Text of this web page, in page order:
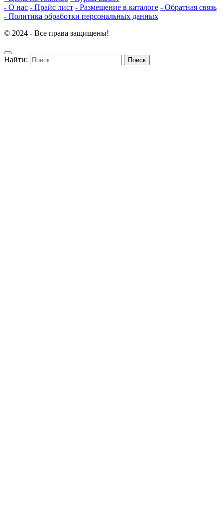
- О нас - Прайс лист - Размещение в каталоге - Обратная связь
- Политика обработки персональных данных
© 2024 - Все права защищены!
Найти: